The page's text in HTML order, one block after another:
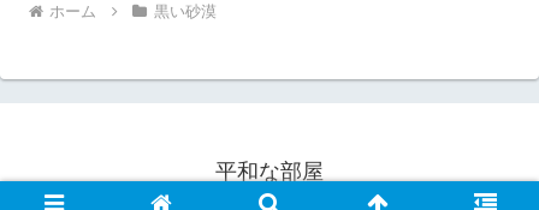
ホーム 黒い砂漠
平和な部屋
© 2022 平和な部屋.